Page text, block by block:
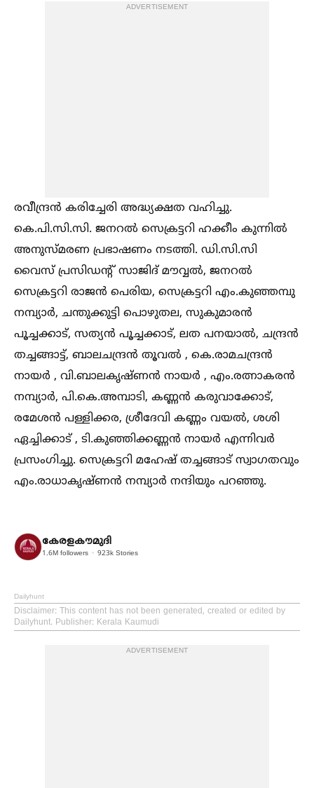
ADVERTISEMENT
രവീന്ദ്രൻ കരിച്ചേരി അദ്ധ്യക്ഷത വഹിച്ചു.
കെ.പി.സി.സി. ജനറല്‍ സെക്രട്ടറി ഹക്കീം കുന്നില്‍
അനുസ്മരണ പ്രഭാഷണം നടത്തി. ഡി.സി.സി
വൈസ് പ്രസിഡൻ്റ് സാജിദ് മൗവ്വല്‍, ജനറല്‍
സെക്രട്ടറി രാജൻ പെരിയ, സെക്രട്ടറി എം.കുഞ്ഞമ്പു
നമ്പ്യാർ, ചന്തുക്കുട്ടി പൊഴുതല, സുകുമാരൻ
പൂച്ചക്കാട്, സത്യൻ പൂച്ചക്കാട്, ലത പനയാല്‍, ചന്ദ്രൻ
തച്ചങ്ങാട്ട്, ബാലചന്ദ്രൻ തൂവല്‍ , കെ.രാമചന്ദ്രൻ
നായർ , വി.ബാലകൃഷ്ണൻ നായർ , എം.രത്നാകരൻ
നമ്പ്യാർ, പി.കെ.അമ്പാടി, കണ്ണൻ കരുവാക്കോട്,
രമേശൻ പള്ളിക്കര, ശ്രീദേവി കണ്ണം വയല്‍, ശശി
ഏച്ചിക്കാട് , ടി.കുഞ്ഞിക്കണ്ണൻ നായർ എന്നിവർ
പ്രസംഗിച്ചു. സെക്രട്ടറി മഹേഷ് തച്ചങ്ങാട് സ്വാഗതവും
എം.രാധാകൃഷ്ണൻ നമ്പ്യാർ നന്ദിയും പറഞ്ഞു.
കേരളകൗമുദി
1.6M followers 923k Stories
Dailyhunt
Disclaimer: This content has not been generated, created or edited by
Dailyhunt. Publisher: Kerala Kaumudi
ADVERTISEMENT